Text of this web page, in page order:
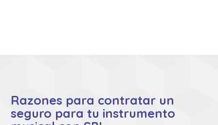
Razones para contratar un
seguro para tu instrumento